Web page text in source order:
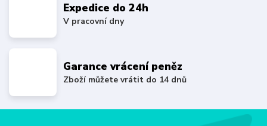
Expedice do 24h
V pracovní dny
Garance vrácení peněz
Zboží můžete vrátit do 14 dnů